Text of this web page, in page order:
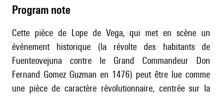
Program note
Cette pièce de Lope de Vega, qui met en scène un
événement historique (la révolte des habitants de
Fuenteovejuna contre le Grand Commandeur Don
Fernand Gomez Guzman en 1476) peut être lue comme
une pièce de caractère révolutionnaire, centrée sur la